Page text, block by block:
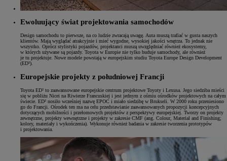
Ewoluujący świat projektowania samochodów
Design samochodu to pierwsze, na co ludzie zwracają uwagę. Auta muszą trafiać w gusta naszych
klientów. Mają wyglądać atrakcyjnie i mieć wygodne, wysokiej jakości wnętrza. To jednak nie
wszystko. Oprócz stylistyki pojazdów, projektanci muszą uwzględniać również ekosystemy,
w których używane są pojazdy. Toyota w Europie nie tylko buduje samochody, ale również
je tu projektuje. Nowe modele powstają w europejskim studiu Toyota Europe Design Development
(ED²).
Europejskie projekty z południowej Francji
Toyota ED² to zaawansowane europejskie centrum projektowe Toyoty i Lexusa. Jego siedziba mieści
się w pobliżu Nicei na Riwierze Francuskiej i jest jednym z ośmiu ośrodków projektowych na całym
świecie. ED² nosiło wcześniej nazwę EPOC i miało siedzibę w Brukseli. W 2000 roku przeniesiono
go do Francji. Ośrodek ten ma na celu przedstawianie zaawansowanych propozycji koncepcyjnych
dotyczących mobilności i przełomowych projektów z perspektywy europejskiej. Tworzy on projekty
zewnętrzne, projekty wewnętrzne i projekty w zakresie CMF (ang. Colour, Material and Finishing;
kolory, materiały i wykończenia). Wykonuje również badania w zakresie tworzenia prototypów
i projektowania.